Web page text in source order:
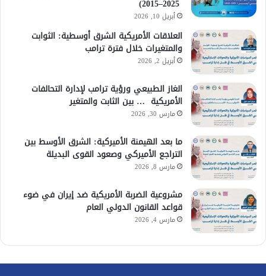
أبريل 10, 2026
العلاقات الأمريكية الشرق أوسطية: الثوابت
والمتغيرات خلال فترة ترامب
أبريل 2, 2026
الغاز الطبيعي ورؤية ترامب لإدارة التحالفات
الأمريكية … بين الثابت والمتغير
مارس 30, 2026
ما بعد الهيمنة الأميركية: الشرق الأوسط بين
التراجع الأميركي وصعود القوى البديلة
مارس 8, 2026
مشروعية الضربة الأمريكية ضد إيران في ضوء
قواعد القانون الدولي العام
مارس 4, 2026